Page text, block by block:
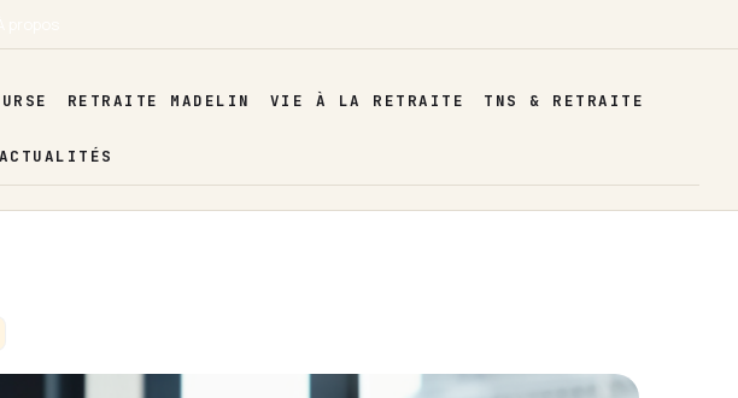
RETRAITE MADELIN VIE À LA RETRAITE TNS & RETRAITE
ACTUALITÉS